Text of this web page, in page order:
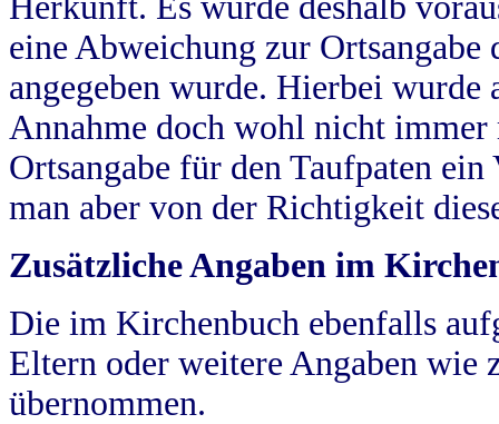
eine Abweichung zur
angegeben wurde. Hierbei wurde
Annahme doch wohl nicht
Ortsangabe für den Taufpaten
man aber von der Richtigkeit
Zusätzliche Angaben im
Die im Kirchenbuch ebenfalls
Eltern oder weitere Angaben wie
übernommen.